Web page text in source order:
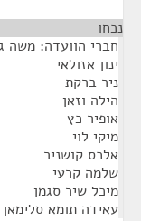
נכחו
חברי הוועדה: משה
ינון אזולאי
ניר ברקת
הילה וזאן
אופיר כץ
מיקי לוי
אלכס קושניר
שלמה קרעי
מיכל שיר סגמן
עאידה תומא סלימאן